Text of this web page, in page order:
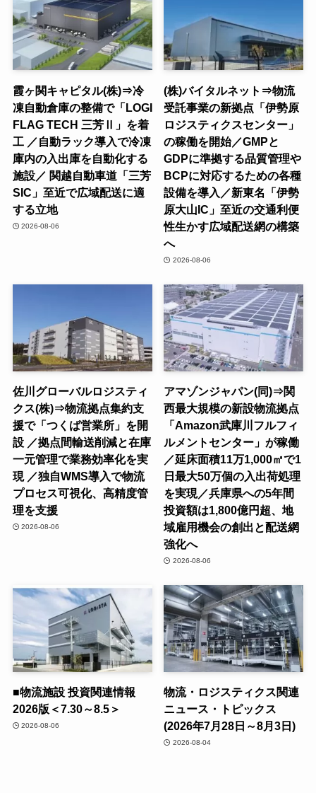
霞ヶ関キャピタル(株)⇒冷
凍自動倉庫の整備で「LOGI
FLAG TECH 三芳Ⅱ」を着
工 ／自動ラック導入で冷凍
庫内の入出庫を自動化する
施設／ 関越自動車道「三芳
SIC」至近で広域配送に適
する立地
2026-08-06
(株)バイタルネット⇒物流
受託事業の新拠点「伊勢原
ロジスティクスセンター」
の稼働を開始／GMPと
GDPに準拠する品質管理や
BCPに対応するための各種
設備を導入／新東名「伊勢
原大山IC」至近の交通利便
性生かす広域配送網の構築
へ
2026-08-06
佐川グローバルロジスティ
クス(株)⇒物流拠点集約支
援で「つくば営業所」を開
設 ／拠点間輸送削減と在庫
一元管理で業務効率化を実
現 ／独自WMS導入で物流
プロセス可視化、高精度管
理を支援
2026-08-06
アマゾンジャパン(同)⇒関
西最大規模の新設物流拠点
「Amazon武庫川フルフィ
ルメントセンター」が稼働
／延床面積11万1,000㎡で1
日最大50万個の入出荷処理
を実現／兵庫県への5年間
投資額は1,800億円超、地
域雇用機会の創出と配送網
強化へ
2026-08-06
■物流施設 投資関連情報
2026版＜7.30～8.5＞
2026-08-06
物流・ロジスティクス関連
ニュース・トピックス
(2026年7月28日～8月3日)
2026-08-04